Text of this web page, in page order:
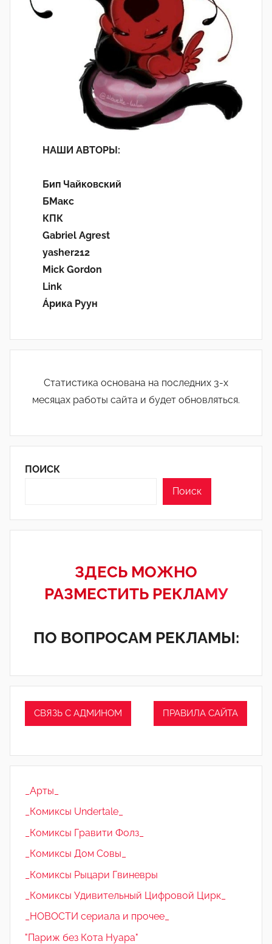
НАШИ АВТОРЫ:
Бип Чайковский
БМакс
КПК
Gabriel Agrest
yasher212
Mick Gordon
Link
Áрика Руун
Статистика основана на последних 3-х
месяцах работы сайта и будет обновляться.
ПОИСК
Поиск
ЗДЕСЬ МОЖНО
РАЗМЕСТИТЬ РЕКЛАМУ
ПО ВОПРОСАМ РЕКЛАМЫ:
СВЯЗЬ С АДМИНОМ ПРАВИЛА САЙТА
_Арты_
_Комиксы Undertale_
_Комиксы Гравити Фолз_
_Комиксы Дом Совы_
_Комиксы Рыцари Гвиневры
_Комиксы Удивительный Цифровой Цирк_
_НОВОСТИ сериала и прочее_
"Париж без Кота Нуара"